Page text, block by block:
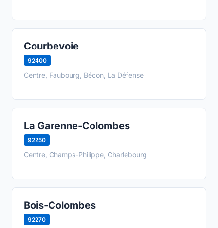
Courbevoie
92400
Centre, Faubourg, Bécon, La Défense
La Garenne-Colombes
92250
Centre, Champs-Philippe, Charlebourg
Bois-Colombes
92270